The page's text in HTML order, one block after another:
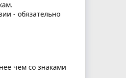
- обязательно
чем со знаками